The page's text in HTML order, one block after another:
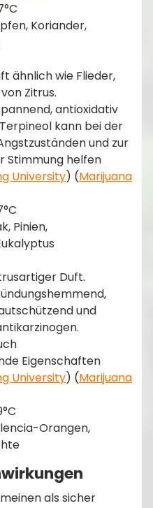
Koriander,
ähnlich wie Flieder,
Zitrus.
antioxidativ
kann bei der
und zur
Stimmung helfen​
University)​​ (Marijuana
Pinien,
Duft.
und
Eigenschaften​
University)​​ (Marijuana
Orangen,
als sicher